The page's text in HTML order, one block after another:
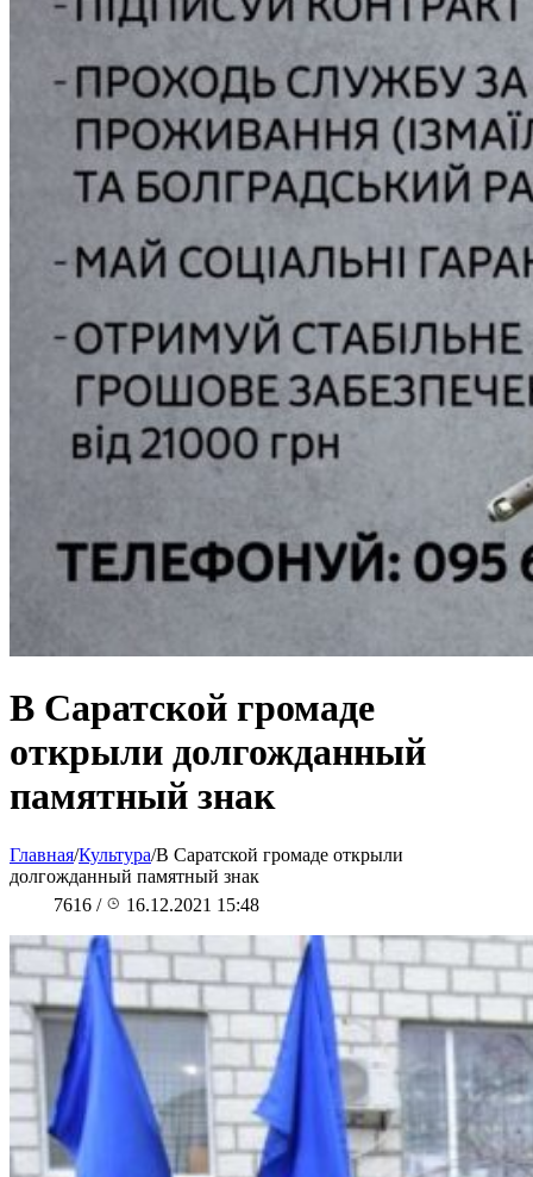
В Саратской громаде
открыли долгожданный
памятный знак
Главная/Культура/В Саратской громаде открыли
долгожданный памятный знак
7616 / 16.12.2021 15:48